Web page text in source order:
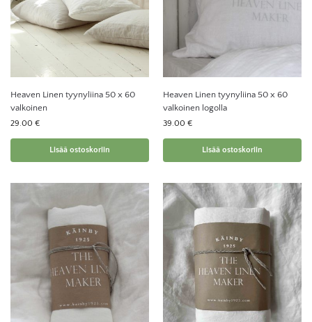
Heaven Linen tyynyliina 50 x 60
valkoinen
29.00 €
Lisää ostoskoriin
Heaven Linen tyynyliina 50 x 60
valkoinen logolla
39.00 €
Lisää ostoskoriin